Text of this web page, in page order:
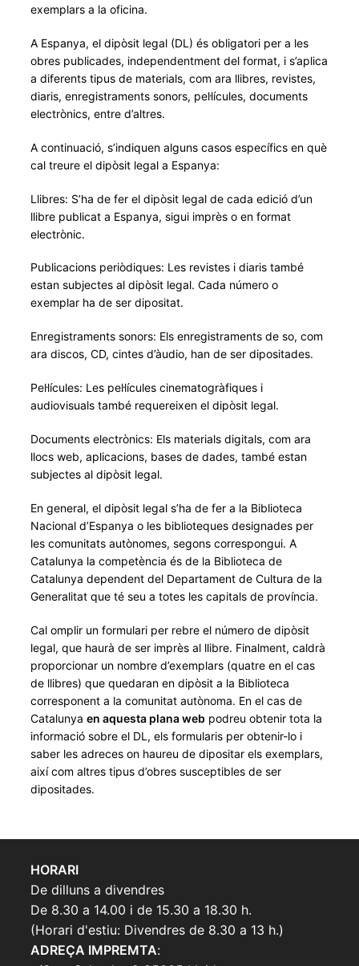
exemplars a la oficina.
A Espanya, el dipòsit legal (DL) és obligatori per a les
obres publicades, independentment del format, i s’aplica
a diferents tipus de materials, com ara llibres, revistes,
diaris, enregistraments sonors, pel·lícules, documents
electrònics, entre d’altres.
A continuació, s’indiquen alguns casos específics en què
cal treure el dipòsit legal a Espanya:
Llibres: S’ha de fer el dipòsit legal de cada edició d’un
llibre publicat a Espanya, sigui imprès o en format
electrònic.
Publicacions periòdiques: Les revistes i diaris també
estan subjectes al dipòsit legal. Cada número o
exemplar ha de ser dipositat.
Enregistraments sonors: Els enregistraments de so, com
ara discos, CD, cintes d’àudio, han de ser dipositades.
Pel·lícules: Les pel·lícules cinematogràfiques i
audiovisuals també requereixen el dipòsit legal.
Documents electrònics: Els materials digitals, com ara
llocs web, aplicacions, bases de dades, també estan
subjectes al dipòsit legal.
En general, el dipòsit legal s’ha de fer a la Biblioteca
Nacional d’Espanya o les biblioteques designades per
les comunitats autònomes, segons correspongui. A
Catalunya la competència és de la Biblioteca de
Catalunya dependent del Departament de Cultura de la
Generalitat que té seu a totes les capitals de província.
Cal omplir un formulari per rebre el número de dipòsit
legal, que haurà de ser imprès al llibre. Finalment, caldrà
proporcionar un nombre d’exemplars (quatre en el cas
de llibres) que quedaran en dipòsit a la Biblioteca
corresponent a la comunitat autònoma. En el cas de
Catalunya en aquesta plana webpodreu obtenir tota la
informació sobre el DL, els formularis per obtenir-lo i
saber les adreces on haureu de dipositar els exemplars,
així com altres tipus d’obres susceptibles de ser
dipositades.
HORARI
De dilluns a divendres
De 8.30 a 14.00 i de 15.30 a 18.30 h.
(Horari d'estiu: Divendres de 8.30 a 13 h.)
ADREÇA IMPREMTA: